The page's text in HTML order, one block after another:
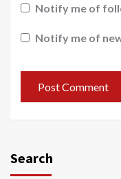
Notify me of
Notify me of
Search